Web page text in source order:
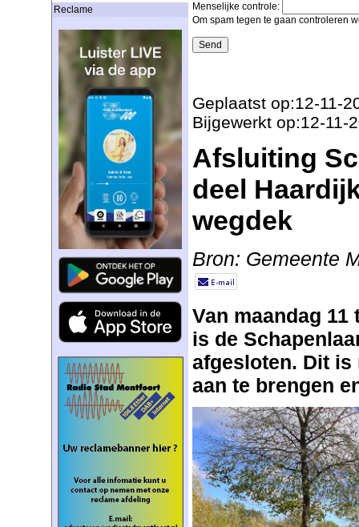
Reclame
Menselijke controle:
Om spam tegen te gaan controleren
Geplaatst op:12-11-
Bijgewerkt op:12-11-
Afsluiting
deel
wegdek
Bron: Gemeente
Van maandag
is de
afgesloten. Dit
aan te brengen